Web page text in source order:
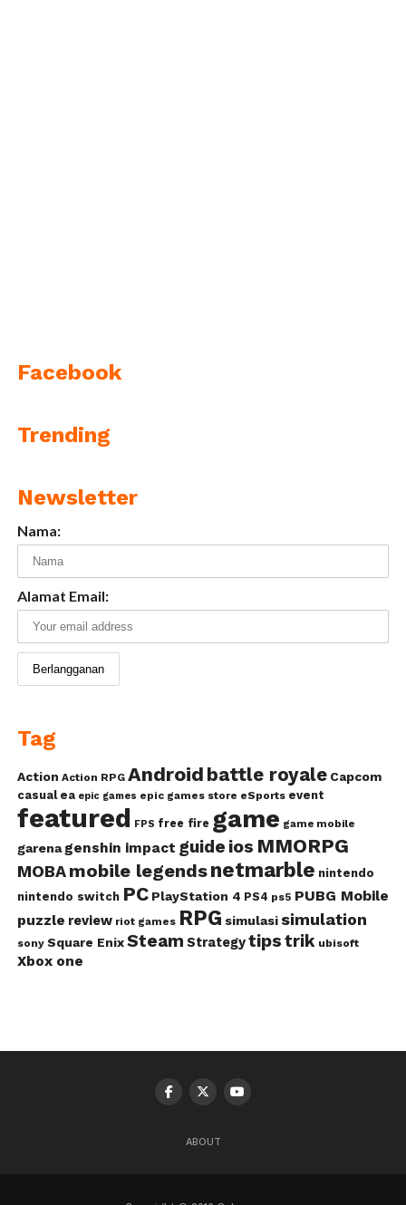
Facebook
Trending
Newsletter
Nama:
Alamat Email:
Tag
Action Action RPG Android battle royale Capcom
casual ea epic games epic games store eSports event
featured FPS free fire game game mobile
garena genshin impact guide ios MMORPG
MOBA mobile legendsnetmarble nintendo
nintendo switch PC PlayStation 4 PS4 ps5 PUBG Mobile
puzzle review riot games RPG simulasi simulation
sony Square Enix Steam Strategytipstrik ubisoft
Xbox one
ABOUT